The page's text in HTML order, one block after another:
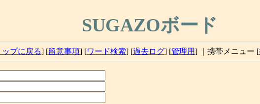
SUGAZOボード
ップに戻る] [留意事項] [ワード検索] [過去ログ] [管理用] ｜携帯メニュー [